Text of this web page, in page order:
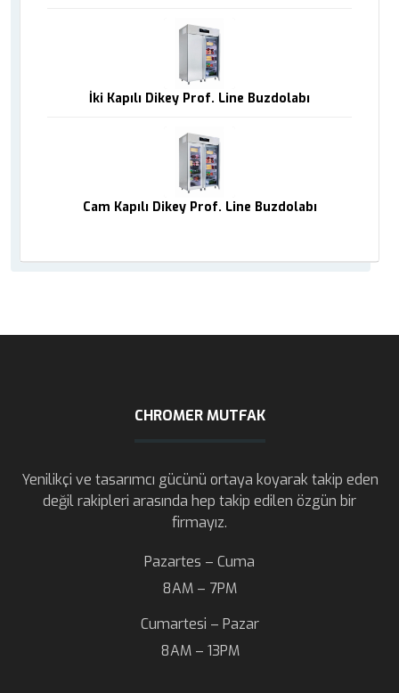
İki Kapılı Dikey Prof. Line Buzdolabı
Cam Kapılı Dikey Prof. Line Buzdolabı
CHROMER MUTFAK
Yenilikçi ve tasarımcı gücünü ortaya koyarak takip eden
değil rakipleri arasında hep takip edilen özgün bir
firmayız.
Pazartes – Cuma
8AM – 7PM
Cumartesi – Pazar
8AM – 13PM